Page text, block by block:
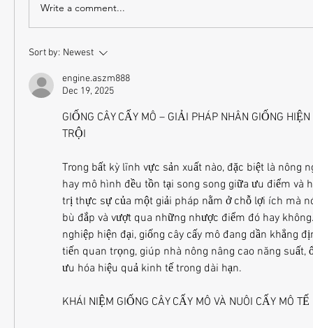
Write a comment...
Sort by: Newest
engine.aszm888
Dec 19, 2025
GIỐNG CÂY CẤY MÔ – GIẢI PHÁP NHÂN GIỐNG
TRỘI
Trong bất kỳ lĩnh vực sản xuất nào, đặc biệt là nông
hay mô hình đều tồn tại song song giữa ưu điểm và
trị thực sự của một giải pháp nằm ở chỗ lợi ích mà
bù đắp và vượt qua những nhược điểm đó hay
nghiệp hiện đại, giống cây cấy mô đang dần khẳng
tiến quan trọng, giúp nhà nông nâng cao năng suất,
ưu hóa hiệu quả kinh tế trong dài hạn.
KHÁI NIỆM GIỐNG CÂY CẤY MÔ VÀ NUÔI CẤY MÔ